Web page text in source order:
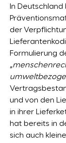
In
der
Formulierung
„
und von den
in ihrer
hat bereits in
sich auch